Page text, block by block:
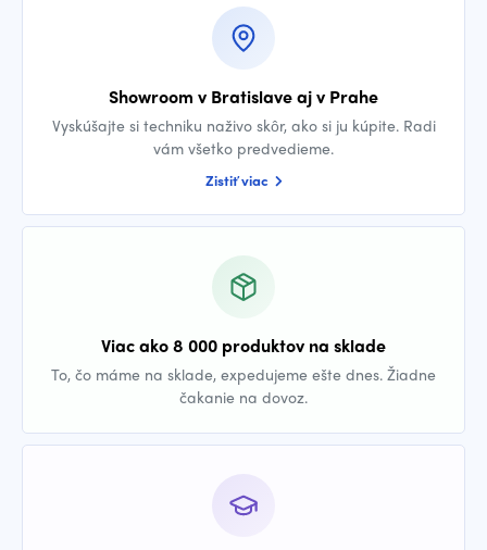
Showroom v Bratislave aj v Prahe
Vyskúšajte si techniku naživo skôr, ako si ju kúpite. Radi
vám všetko predvedieme.
Zistiť viac
Viac ako 8 000 produktov na sklade
To, čo máme na sklade, expedujeme ešte dnes. Žiadne
čakanie na dovoz.